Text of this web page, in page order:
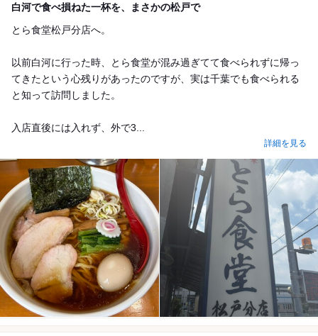
白河で食べ損ねた一杯を、まさかの松戸で
とら食堂松戸分店へ。
以前白河に行った時、とら食堂が混み過ぎてて食べられずに帰っ
てきたという心残りがあったのですが、実は千葉でも食べられる
と知って訪問しました。
入店直後には入れず、外で3...
詳細を見る